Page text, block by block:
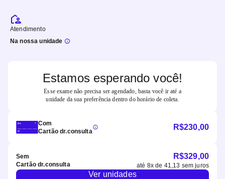
Atendimento
Na nossa unidade
Estamos esperando você!
Esse exame não precisa ser agendado, basta você ir até a
unidade da sua preferência dentro do horário de coleta.
Com
Cartão dr.consulta
R$230,00
Sem
Cartão dr.consulta
R$329,00
até 8x de 41,13 sem juros
Ver unidades